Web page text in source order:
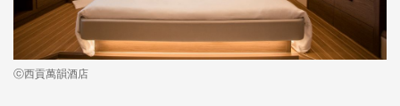
ⓒ西貢萬韻酒店